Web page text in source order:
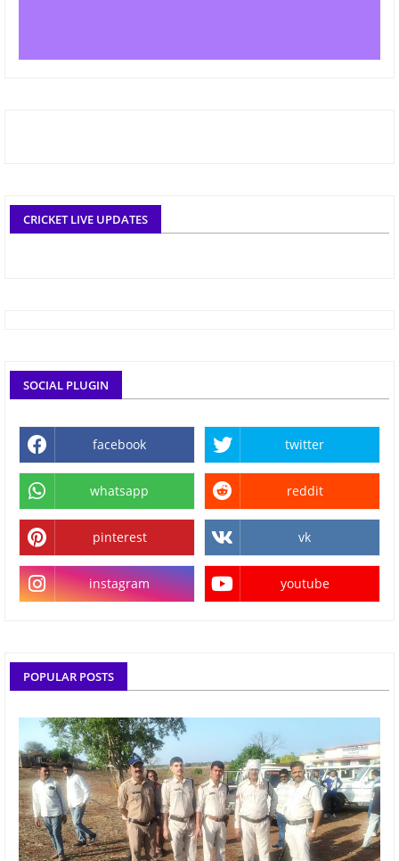
CRICKET LIVE UPDATES
SOCIAL PLUGIN
facebook twitter
whatsapp reddit
pinterest vk
instagram youtube
POPULAR POSTS